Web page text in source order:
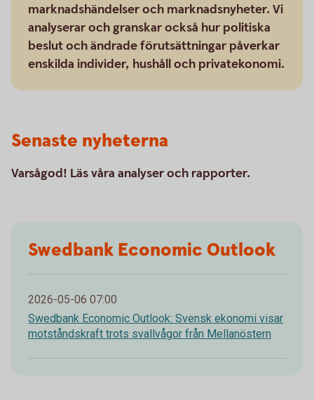
marknadshändelser och marknadsnyheter. Vi
analyserar och granskar också hur politiska
beslut och ändrade förutsättningar påverkar
enskilda individer, hushåll och privatekonomi.
Senaste nyheterna
Varsågod! Läs våra analyser och rapporter.
Swedbank Economic Outlook
2026-05-06 07:00
Swedbank Economic Outlook: Svensk ekonomi visar
motståndskraft trots svallvågor från Mellanöstern